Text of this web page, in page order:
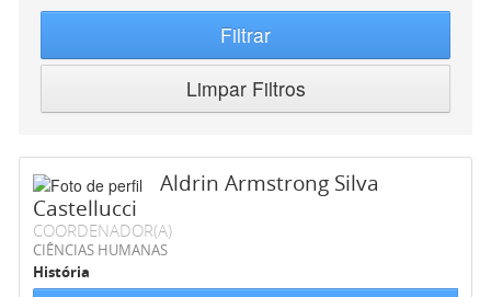
Filtrar
Limpar Filtros
Aldrin Armstrong Silva
Castellucci
COORDENADOR(A)
CIÊNCIAS HUMANAS
História